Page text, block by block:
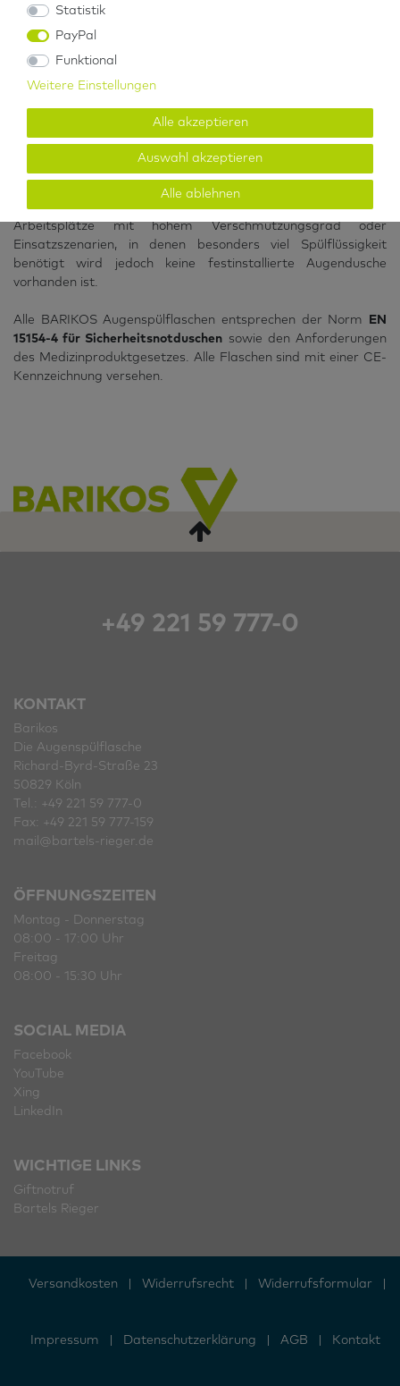
Maßnahme bei Kontakt mit Fremdkörpern oder Chemikalien:
reinem haltbar gemachtem Wasser und
Gefahrstoff geeignet.
vorgebeugt.
In diesem Set werden zwei 620 ml Augenspülflaschen
mit
einer robusten Wandhalterung kombiniert, welche die
Flaschen vor Verschmutzung mit Staub, Schmutz und
Chemikalien schützt. Der Wandbehälter ist gut sichtbar und
sorgt dafür, dass sich die Flaschen an einem festen
Aufbewahrungsort befinden. Die ideale Lösung, für
Arbeitsplätze mit hohem Verschmutzungsgrad oder
Einsatzszenarien, in denen besonders viel Spülflüssigkeit
benötigt wird jedoch keine festinstallierte Augendusche
vorhanden ist.
Alle BARIKOS Augenspülflaschen entsprechen der Norm
EN
15154-4 für Sicherheitsnotduschen sowie den Anforderungen
des Medizinproduktgesetzes. Alle Flaschen sind mit einer CE-
Kennzeichnung versehen.
+49 221 59 777-0
KONTAKT
Barikos
Die Augenspülflasche
Richard-Byrd-Straße 23
50829 Köln
Tel.: +49 221 59 777-0
Fax: +49 221 59 777-159
mail@bartels-rieger.de
ÖFFNUNGSZEITEN
Montag - Donnerstag
08:00 - 17:00 Uhr
Freitag
08:00 - 15:30 Uhr
SOCIAL MEDIA
Facebook
YouTube
Xing
LinkedIn
WICHTIGE LINKS
Giftnotruf
Bartels Rieger
Versandkosten Widerrufs­recht Widerrufs­formular
Impressum Daten­schutz­erklärung AGB Kontakt
Statistik
PayPal
Funktional
Weitere Einstellungen
Alle akzeptieren
Auswahl akzeptieren
Alle ablehnen